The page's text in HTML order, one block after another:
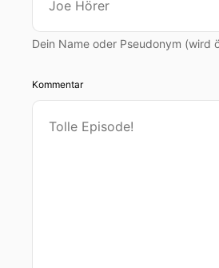
Dein Name oder Pseudonym (wird
Kommentar